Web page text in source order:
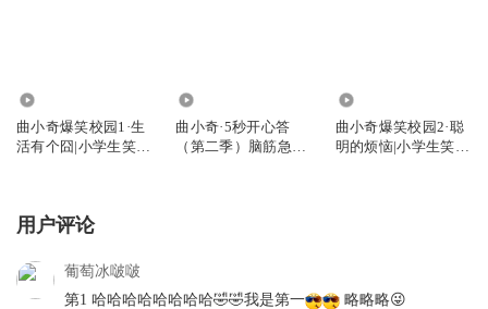
曲小奇爆笑校园1·生
活有个囧|小学生笑
曲小奇·5秒开心答
（第二季）脑筋急转
曲小奇爆笑校园2·聪
明的烦恼|小学生笑
用户评论
葡萄冰啵啵
第1 哈哈哈哈哈哈哈哈🤣🤣我是第一
略略略😜